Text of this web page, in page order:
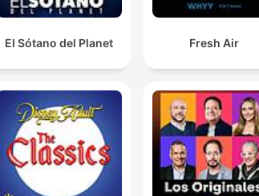
El Sótano del Planet Fresh Air